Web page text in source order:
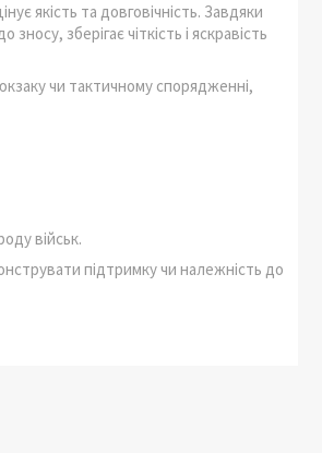
якість та довговічність. Завдяки
зберігає чіткість і яскравість
чи тактичному спорядженні,
військ.
підтримку чи належність до